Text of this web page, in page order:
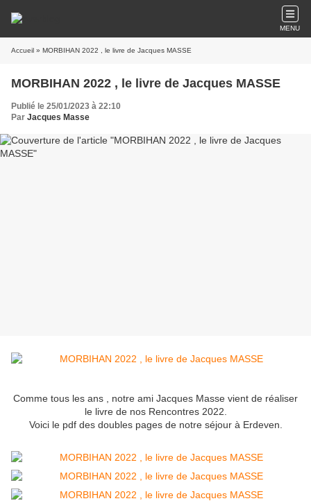
MENU
Accueil » MORBIHAN 2022 , le livre de Jacques MASSE
MORBIHAN 2022 , le livre de Jacques MASSE
Publié le 25/01/2023 à 22:10
Par Jacques Masse
Comme tous les ans , notre ami Jacques Masse vient de réaliser
le livre de nos Rencontres 2022.
Voici le pdf des doubles pages de notre séjour à Erdeven.